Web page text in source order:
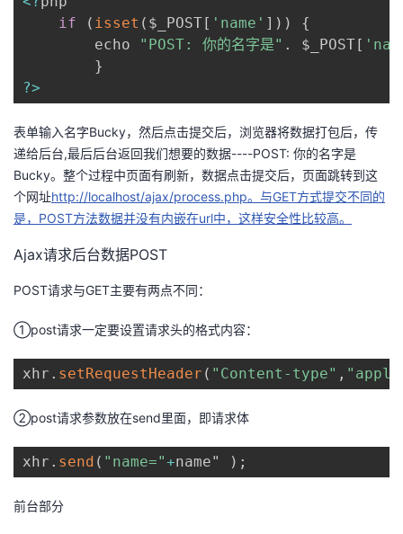
if
( isset ( $_POST[ 'name' ] ) )
{
       	echo
"POST: 你的名字是" . $_POST[
}
?>
表单输入名字Bucky，然后点击提交后，浏览器将数据打包后，传
递给后台,最后后台返回我们想要的数据----POST: 你的名字是
Bucky。整个过程中页面有刷新，数据点击提交后，页面跳转到这
个网址http://localhost/ajax/process.php。与GET方式提交不同的
是，POST方法数据并没有内嵌在url中，这样安全性比较高。
Ajax请求后台数据POST
POST请求与GET主要有两点不同：
①post请求一定要设置请求头的格式内容：
xhr . setRequestHeader ( "Content-type" ,
②post请求参数放在send里面，即请求体
xhr . send ( "name="+name" ) ;
前台部分